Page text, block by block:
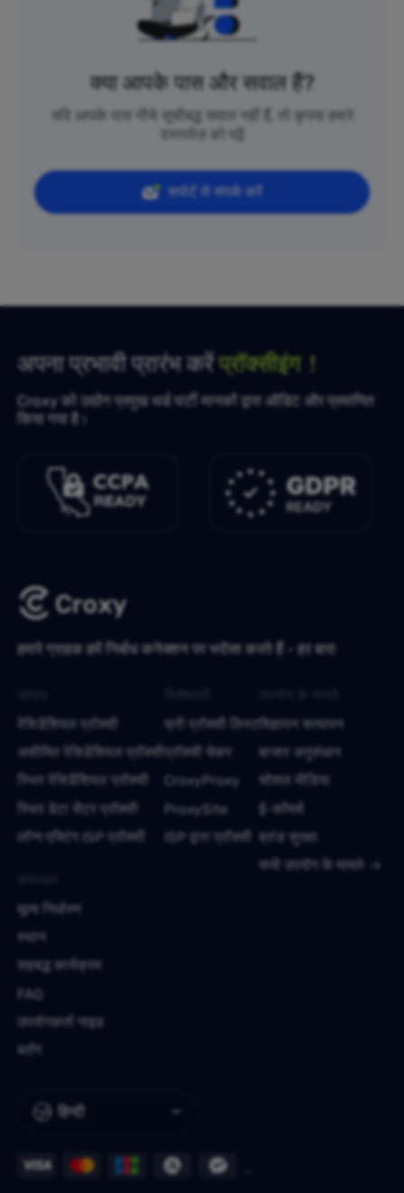
क्या आपके पास और सवाल हैं?
यदि आपके पास नीचे सूचीबद्ध सवाल नहीं हैं, तो कृपया हमारे
दस्तावेज़ को पढ़ें
सपोर्ट से संपर्क करें
अपना प्रभावी प्रारंभ करेंप्रॉक्सीइंग！
Croxy को उद्योग प्रमुख थर्ड पार्टी मानकों द्वारा ऑडिट और प्रमाणित
किया गया है।
हमारे ग्राहक हमें निर्बाध कनेक्शन पर भरोसा करते हैं - हर बार!
हिन्दी
रेसिडेंशियल प्रॉक्सी
असीमित रेसिडेंशियल प्रॉक्सी
स्थिर रेसिडेंशियल प्रॉक्सी
स्थिर डेटा सेंटर प्रॉक्सी
लॉन्ग एक्टिंग ISP प्रॉक्सी
फ्री प्रॉक्सी लिस्ट
प्रॉक्सी चेकर
CroxyProxy
ProxySite
ISP द्वारा प्रॉक्सी
विज्ञापन सत्यापन
बाजार अनुसंधान
सोशल मीडिया
ई-कॉमर्स
ब्रांड सुरक्षा
सभी उपयोग के मामले
मूल्य निर्धारण
स्थान
सहबद्ध कार्यक्रम
FAQ
उपयोगकर्ता गाइड
ब्लॉग